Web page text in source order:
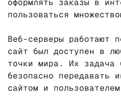
оформлять заказы в
пользоваться
Веб-серверы работают
сайт был доступен в
точки мира. Их задача
безопасно передавать
сайтом и